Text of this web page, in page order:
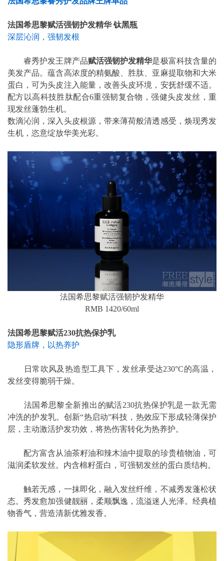
法国希思黎赋活强韧护发精华 钛黑瓶
深层沁润，强韧发根
睿秀护发王牌产品赋活强韧护发精华是极富科技含量的
美发产品。蕴含高浓度的精氨酸、胜肽、亚麻提取物和大米
蛋白，可为头皮注入能量，改善头皮环境，安抚舒缓不适。
配方以高科技胜肽配合6重强韧复合物，强健头皮发丝，重
现发丝蓬勃生机。
数滴沁润，深入头皮根源，带来薄荷般清透感受，焕现秀发
生机，恣意绽放华美光彩。
法国希思黎赋活强韧护发精华
RMB 1420/60ml
法国希思黎赋活230抗热保护乳
隐形盾牌，以热养护
日常吹风及热造型工具下，发丝承受达230°C的高温，
发丝变得脆弱干燥。
法国希思黎全新推出的赋活230抗热保护乳是一款无需
冲洗的护发乳。创新“热启动”科技，热效应下形成轻薄保护
层，主动激活护发功效，将热伤害转化为热养护。
配方富含从油茶籽油和辣木油中提取的珍贵植物油，可
滋润柔软发丝。内含棉籽蛋白，可强韧发丝的蛋白质结构。
触若无感，一抹即化，融入发丝纤维，不减秀发蓬松状
态。秀发愈加强健靓丽，柔顺飘逸，流溢迷人光泽。经典植
物香气，营造清新优雅发香。